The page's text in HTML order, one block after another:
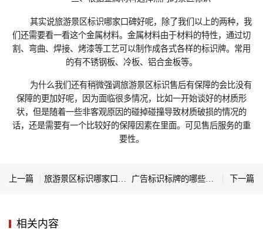
其实说旅游景区标识哪家口碑好呢，除了我们以上的两种，我
们还需要看一看这个金属材料。金属材料由于材料的特性，通过切
割、弯曲、焊接、烤漆等工艺可以制作成各式各样的标识牌。常用
的有不锈钢板、冷板、铝合金板等。
为什么我们还有稍微强调旅游景区标识售后有保障的会比没有
保障的更加好呢，因为面临很多情况，比如一开始谈好的材质形
状，但是随着一些非客观原因的碰掉碰撞导致材质破损的情况的
话，还是需要有一个比较好的保障因素在里面。可见售后服务的重
要性。
上一篇 下一篇
相关内容